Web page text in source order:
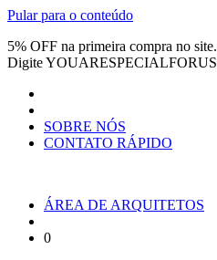
Pular para o conteúdo
5% OFF na primeira compra no site.
DigiteYOUARESPECIALFORUS
SOBRE NÓS
CONTATO RÁPIDO
ÁREA DE ARQUITETOS
0